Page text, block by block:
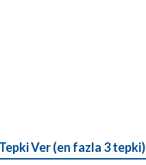
Ver (en fazla 3 tepki)